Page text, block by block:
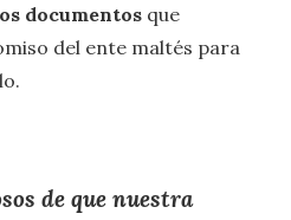
documentos que
del ente maltés para
de que nuestra